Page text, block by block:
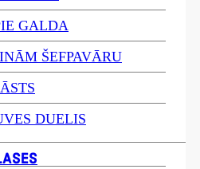
GALDA
ŠEFPAVĀRU
DUELIS